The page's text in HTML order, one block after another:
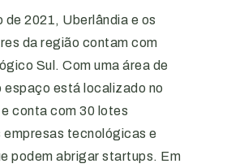
de 2021, Uberlândia e os
da região contam com
Sul. Com uma área de
espaço está localizado no
conta com 30 lotes
empresas tecnológicas e
podem abrigar startups. Em